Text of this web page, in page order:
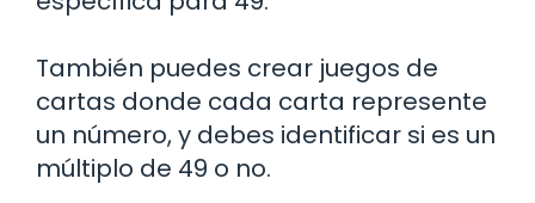
También puedes crear juegos de
cartas donde cada carta represente
un número, y debes identificar si es un
múltiplo de 49 o no.